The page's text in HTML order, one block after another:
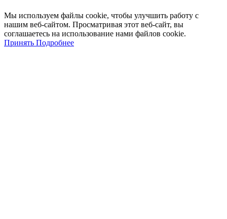
Мы используем файлы cookie, чтобы улучшить работу с
нашим веб-сайтом. Просматривая этот веб-сайт, вы
соглашаетесь на использование нами файлов cookie.
Принять Подробнее